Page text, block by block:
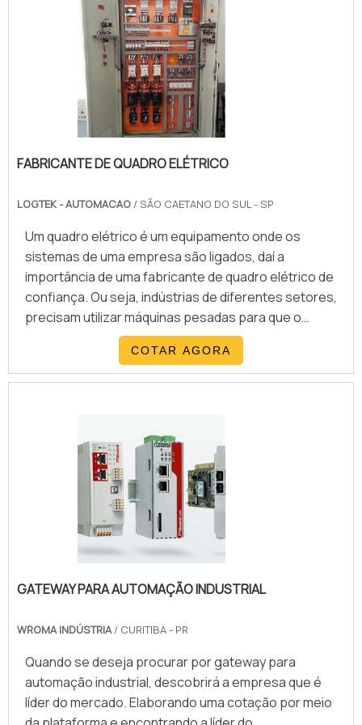
solução mais buscada na área de serviços e
equipamentos para a indústria nacional. São
diversas opções disponibilizadas, como sensores e
roteadores com ótima qualidade e
assertividade.Para tal sucesso, a empresa investiu
em profissionais competentes e em equipamentos
inovadores. A WRoma é uma empresa que tem sido
apontada de forma positiva no mercado pela
idoneidade em tudo que faz, garantindo a melhor
experiência para parceiros novos e antigos..
para medir uma grande faixa de tempe.
FABRICANTE DE QUADRO ELÉTRICO
LOGTEK - AUTOMACAO / SÃO CAETANO DO SUL - SP
Um quadro elétrico é um equipamento onde os
sistemas de uma empresa são ligados, daí a
importância de uma fabricante de quadro elétrico de
confiança. Ou seja, indústrias de diferentes setores,
precisam utilizar máquinas pesadas para que o
processo de produção seja eficiente, contudo
esses equipamentos consomem uma grande
quantidade de energia que precisa ser controlada
equipamento que vai transferir somente.
COTAR AGORA
GATEWAY PARA AUTOMAÇÃO INDUSTRIAL
WROMA INDÚSTRIA/ CURITIBA - PR
Quando se deseja procurar por gateway para
automação industrial, descobrirá a empresa que é
líder do mercado. Elaborando uma cotação por meio